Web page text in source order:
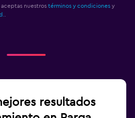
nuestros términos y condiciones y
resultados